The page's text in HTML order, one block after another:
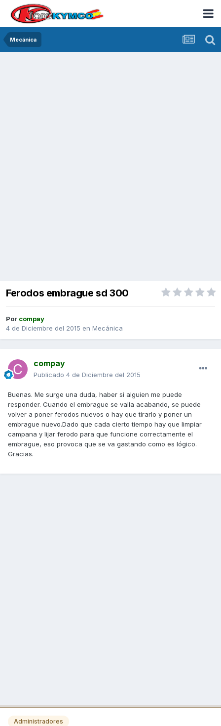
Mecánica
Ferodos embrague sd 300
Por compay
4 de Diciembre del 2015 en Mecánica
compay
Publicado 4 de Diciembre del 2015
Buenas. Me surge una duda, haber si alguien me puede
responder. Cuando el embrague se valla acabando, se puede
volver a poner ferodos nuevos o hay que tirarlo y poner un
embrague nuevo.Dado que cada cierto tiempo hay que limpiar
campana y lijar ferodo para que funcione correctamente el
embrague, eso provoca que se va gastando como es lógico.
Gracias.
Administradores